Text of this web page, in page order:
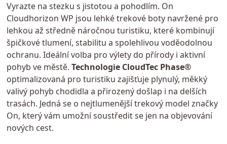
Vyrazte na stezku s jistotou a pohodlím. On
Cloudhorizon WP jsou lehké trekové boty navržené pro
lehkou až středně náročnou turistiku, které kombinují
špičkové tlumení, stabilitu a spolehlivou voděodolnou
ochranu. Ideální volba pro výlety do přírody i aktivní
pohyb ve městě. Technologie CloudTec Phase®
optimalizovaná pro turistiku zajišťuje plynulý, měkký
valivý pohyb chodidla a přirozený došlap i na delších
trasách. Jedná se o nejtlumenější trekový model značky
On, který vám umožní soustředit se jen na objevování
nových cest.